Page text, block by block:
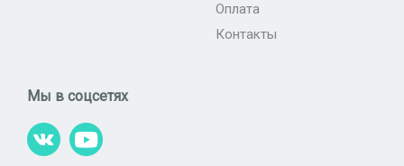
Оплата
Контакты
Мы в соцсетях